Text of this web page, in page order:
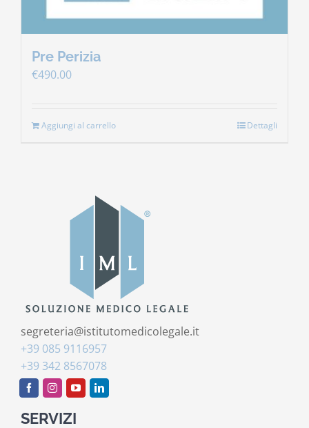
Pre Perizia
€490.00
Aggiungi al carrello Dettagli
segreteria@istitutomedicolegale.it
+39 085 9116957
+39 342 8567078
SERVIZI